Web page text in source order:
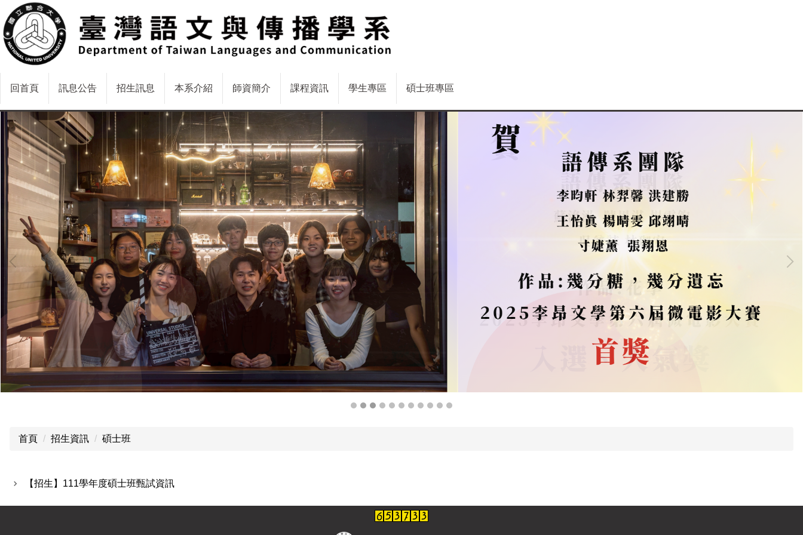
跳
到
主
要
區
回首頁 訊息公告 招生訊息 本系介紹 師資簡介 課程資訊 學生專區 碩士班專區
首頁 招生資訊 碩士班
【招生】111學年度碩士班甄試資訊